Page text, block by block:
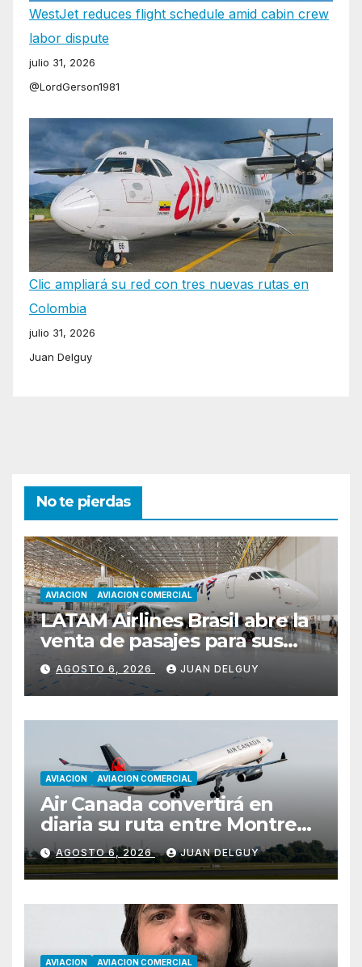
WestJet reduces flight schedule amid cabin crew
labor dispute
julio 31, 2026
@LordGerson1981
Clic ampliará su red con tres nuevas rutas en
Colombia
julio 31, 2026
Juan Delguy
No te pierdas
AVIACION AVIACION COMERCIAL
LATAM Airlines Brasil abre la
venta de pasajes para sus
nuevos Embraer E195-E2 y
anuncia la expansión de su
red
AGOSTO 6, 2026 JUAN DELGUY
AVIACION AVIACION COMERCIAL
Air Canada convertirá en
diaria su ruta entre Montreal
y Ciudad de Guatemala
desde octubre
AGOSTO 6, 2026 JUAN DELGUY
AVIACION AVIACION COMERCIAL